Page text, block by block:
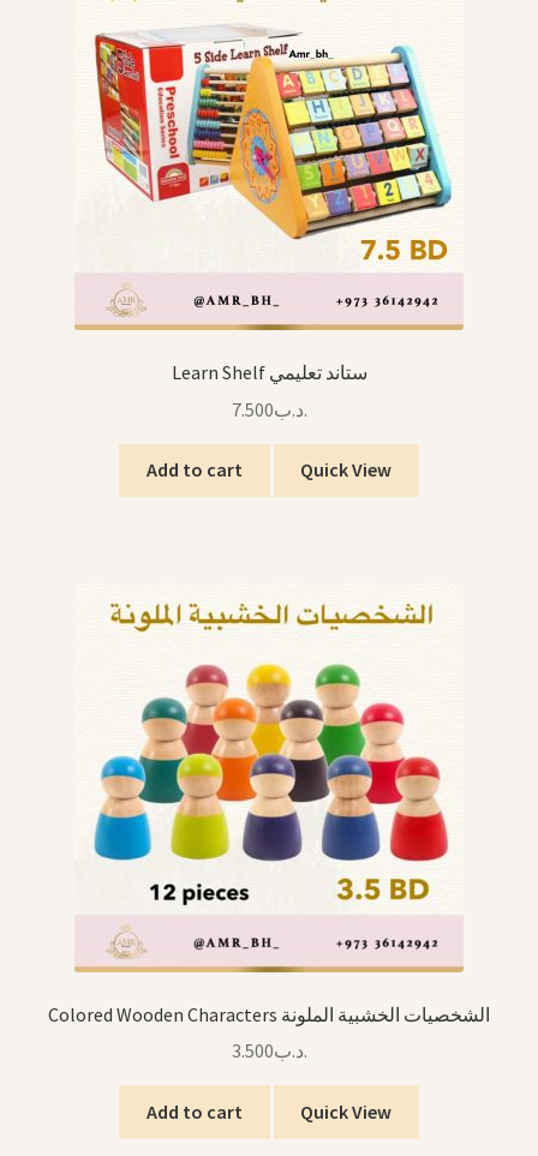
Learn Shelf ستاند تعليمي
.د.ب7.500
Add to cart Quick View
Colored Wooden Characters الشخصيات الخشبية الملونة
.د.ب3.500
Add to cart Quick View